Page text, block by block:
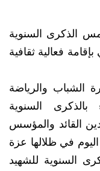
الذكرى السنوية
فعالية ثقافية
الشباب والرياضة
بالذكرى السنوية
القائد والمؤسس
اليوم في ظلالها عزة
السنوية للشهيد